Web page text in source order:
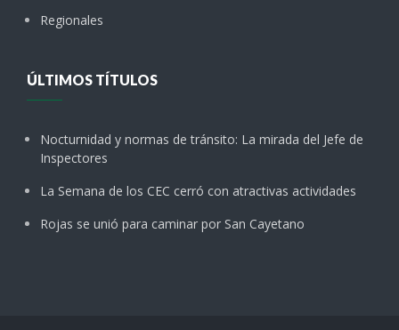
Regionales
ÚLTIMOS TÍTULOS
Nocturnidad y normas de tránsito: La mirada del Jefe de
Inspectores
La Semana de los CEC cerró con atractivas actividades
Rojas se unió para caminar por San Cayetano